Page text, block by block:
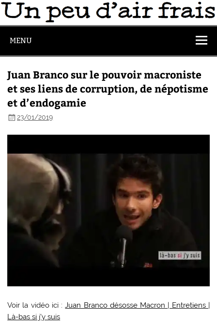
MENU
Juan Branco sur le pouvoir macroniste
et ses liens de corruption, de népotisme
et d’endogamie
23/01/2019
Voir la vidéo ici :Juan Branco désosse Macron | Entretiens |
Là-bas si j’y suis